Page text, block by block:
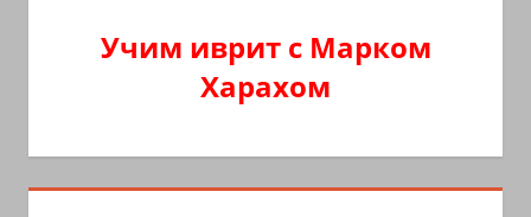
Учим иврит с Марком
Харахом